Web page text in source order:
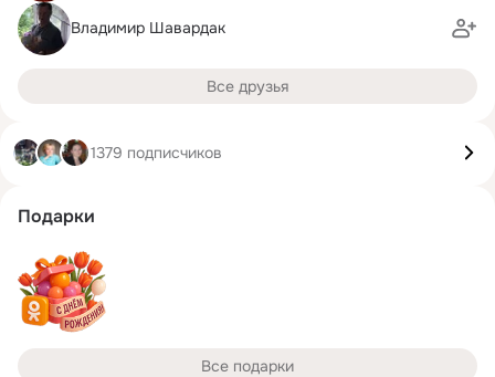
Владимир Шавардак
Все друзья
1379 подписчиков
Подарки
Все подарки